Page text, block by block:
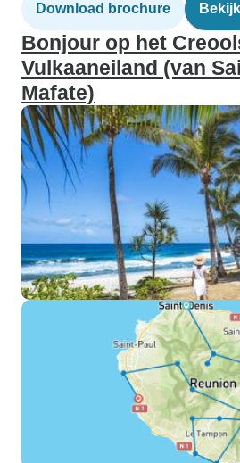
Download brochure
Bonjour op het
Vulkaaneiland (van
Mafate)